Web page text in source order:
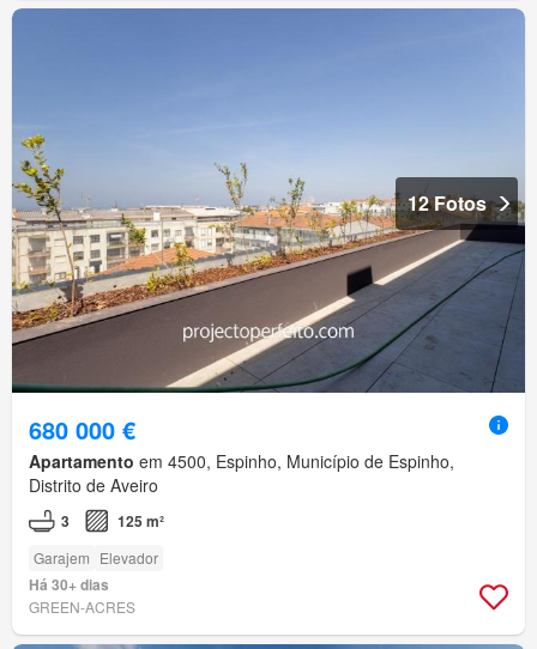
12 Fotos
680 000 €
Apartamento em 4500, Espinho, Município de Espinho,
Distrito de Aveiro
3 125 m²
Garajem Elevador
Há 30+ dias
GREEN-ACRES